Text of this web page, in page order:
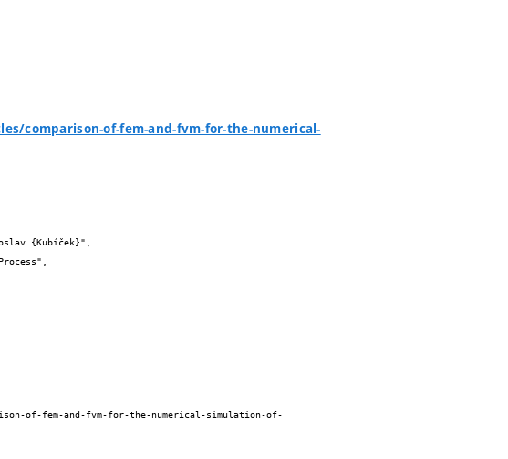
comparison-of-fem-and-fvm-for-the-numerical-